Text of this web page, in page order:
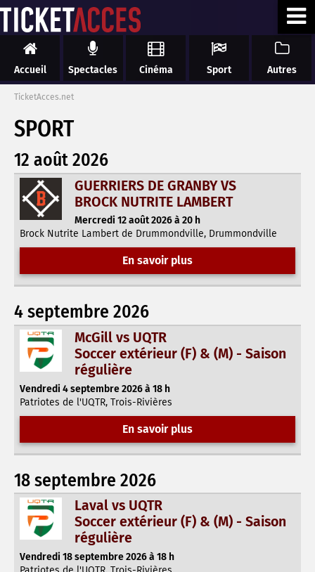
Accueil Spectacles Cinéma Sport Autres
TicketAcces.net
SPORT
12 août 2026
GUERRIERS DE GRANBY VS
BROCK NUTRITE LAMBERT
Mercredi 12 août 2026 à 20 h
Brock Nutrite Lambert de Drummondville, Drummondville
En savoir plus
4 septembre 2026
McGill vs UQTR
Soccer extérieur (F) & (M) - Saison
régulière
Vendredi 4 septembre 2026 à 18 h
Patriotes de l'UQTR, Trois-Rivières
En savoir plus
18 septembre 2026
Laval vs UQTR
Soccer extérieur (F) & (M) - Saison
régulière
Vendredi 18 septembre 2026 à 18 h